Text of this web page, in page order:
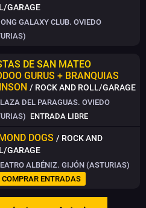
GARAGE
GALAXY CLUB. OVIEDO
DE SAN MATEO
GURUS + BRANQUIAS
/ ROCK AND ROLL/GARAGE
DEL PARAGUAS. OVIEDO
ENTRADA LIBRE
DOGS / ROCK AND
GARAGE
ALBÉNIZ. GIJÓN (ASTURIAS)
COMPRAR ENTRADAS